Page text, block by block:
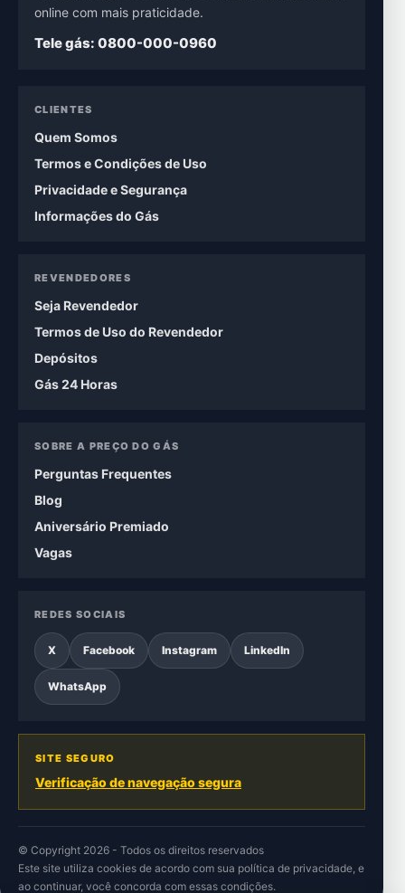
online com mais praticidade.
Tele gás: 0800-000-0960
CLIENTES
Quem Somos
Termos e Condições de Uso
Privacidade e Segurança
Informações do Gás
REVENDEDORES
Seja Revendedor
Termos de Uso do Revendedor
Depósitos
Gás 24 Horas
SOBRE A PREÇO DO GÁS
Perguntas Frequentes
Blog
Aniversário Premiado
Vagas
REDES SOCIAIS
X Facebook Instagram LinkedIn
WhatsApp
SITE SEGURO
Verificação de navegação segura
© Copyright 2026 - Todos os direitos reservados
Este site utiliza cookies de acordo com sua política de privacidade, e
ao continuar, você concorda com essas condições.